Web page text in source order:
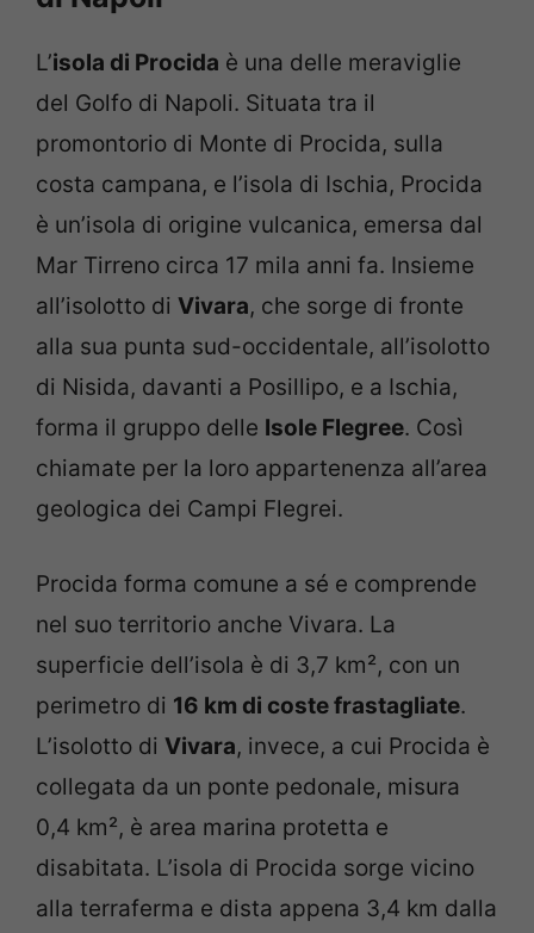
L’isola di Procida è una delle meraviglie
del Golfo di Napoli. Situata tra il
promontorio di Monte di Procida, sulla
costa campana, e l’isola di Ischia, Procida
è un’isola di origine vulcanica, emersa dal
Mar Tirreno circa 17 mila anni fa. Insieme
all’isolotto di Vivara, che sorge di fronte
alla sua punta sud-occidentale, all’isolotto
di Nisida, davanti a Posillipo, e a Ischia,
forma il gruppo delle Isole Flegree. Così
chiamate per la loro appartenenza all’area
geologica dei Campi Flegrei.
Procida forma comune a sé e comprende
nel suo territorio anche Vivara. La
superficie dell’isola è di 3,7 km², con un
perimetro di 16 km di coste frastagliate.
L’isolotto di Vivara, invece, a cui Procida è
collegata da un ponte pedonale, misura
0,4 km², è area marina protetta e
disabitata. L’isola di Procida sorge vicino
alla terraferma e dista appena 3,4 km dalla